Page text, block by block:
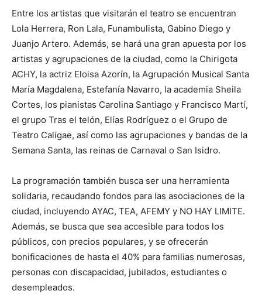
Entre los artistas que visitarán el teatro se encuentran
Lola Herrera, Ron Lala, Funambulista, Gabino Diego y
Juanjo Artero. Además, se hará una gran apuesta por los
artistas y agrupaciones de la ciudad, como la Chirigota
ACHY, la actriz Eloisa Azorín, la Agrupación Musical Santa
María Magdalena, Estefanía Navarro, la academia Sheila
Cortes, los pianistas Carolina Santiago y Francisco Martí,
el grupo Tras el telón, Elías Rodríguez o el Grupo de
Teatro Caligae, así como las agrupaciones y bandas de la
Semana Santa, las reinas de Carnaval o San Isidro.
La programación también busca ser una herramienta
solidaria, recaudando fondos para las asociaciones de la
ciudad, incluyendo AYAC, TEA, AFEMY y NO HAY LIMITE.
Además, se busca que sea accesible para todos los
públicos, con precios populares, y se ofrecerán
bonificaciones de hasta el 40% para familias numerosas,
personas con discapacidad, jubilados, estudiantes o
desempleados.